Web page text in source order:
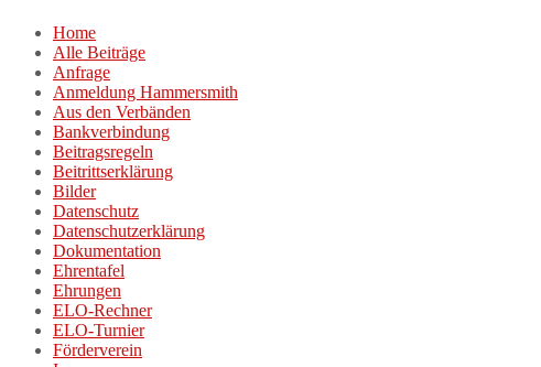
Home
Alle Beiträge
Anfrage
Anmeldung Hammersmith
Aus den Verbänden
Bankverbindung
Beitragsregeln
Beitrittserklärung
Bilder
Datenschutz
Datenschutzerklärung
Dokumentation
Ehrentafel
Ehrungen
ELO-Rechner
ELO-Turnier
Förderverein